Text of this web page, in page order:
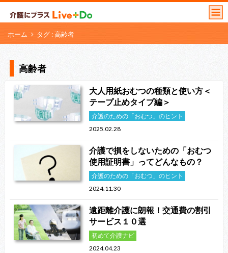
ホーム タグ : 高齢者
高齢者
大人用紙おむつの種類と使い方＜
テープ止めタイプ編＞
介護のための「おむつ」のヒント
2025.02.28
介護で損をしないための「おむつ
使用証明書」ってどんなもの？
介護のための「おむつ」のヒント
2024.11.30
遠距離介護に朗報！交通費の割引
サービス１０選
初めて介護ナビ
2024.04.23